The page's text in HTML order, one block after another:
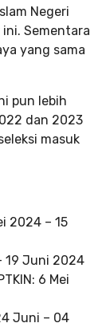
Negeri
Sementara
yang sama
pun lebih
dan 2023
masuk
2024 – 15
19 Juni 2024
6 Mei
Juni – 04